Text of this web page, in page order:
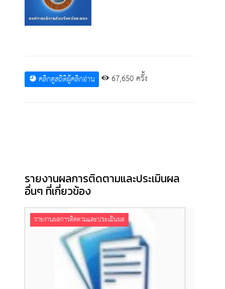
คลิกดูสถิติผู้คลิกอ่าน 67,650 ครั้ง
รายงานผลการติดตามและประเมินผล
อื่นๆ ที่เกี่ยวข้อง
รายงานผลการติดตามและประเมินผล